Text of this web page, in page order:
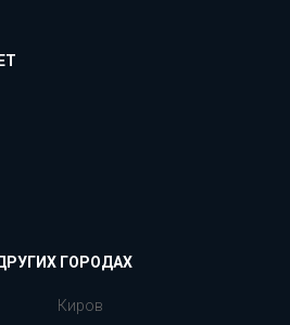
ДРУГИХ ГОРОДАХ
Киров